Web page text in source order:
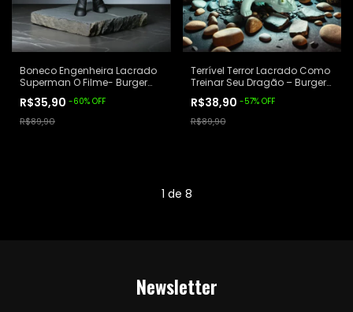
Boneco Engenheira Lacrado
Superman O Filme- Burger
R$35,90 -60% OFF
R$89,90
Terrível Terror Lacrado Como
Treinar Seu Dragão – Burger
R$38,90 -57% OFF
R$89,90
1 de 8
Newsletter